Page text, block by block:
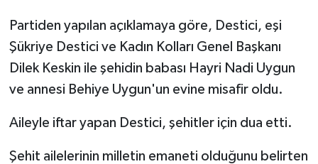
Partiden yapılan açıklamaya göre, Destici, eşi
Şükriye Destici ve Kadın Kolları Genel Başkanı
Dilek Keskin ile şehidin babası Hayri Nadi Uygun
ve annesi Behiye Uygun'un evine misafir oldu.
Aileyle iftar yapan Destici, şehitler için dua etti.
Şehit ailelerinin milletin emaneti olduğunu belirten